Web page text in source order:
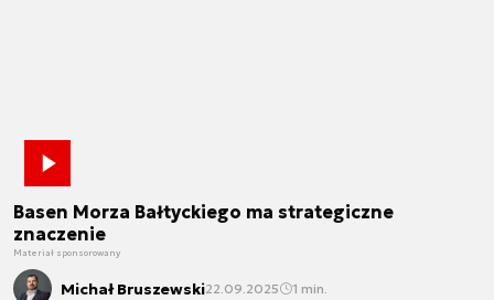
Basen Morza Bałtyckiego ma strategiczne
znaczenie
Materiał sponsorowany
Michał Bruszewski22.09.2025 1 min.